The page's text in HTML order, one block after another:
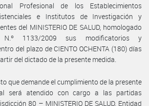
Profesional de los Establecimientos
e Institutos de Investigación y
del MINISTERIO DE SALUD, homologado
1133/2009 sus modificatorios y
del plazo de CIENTO OCHENTA (180) días
del dictado de la presente medida.
que demande el cumplimiento de la presente
será atendido con cargo a las partidas
80 – MINISTERIO DE SALUD, Entidad